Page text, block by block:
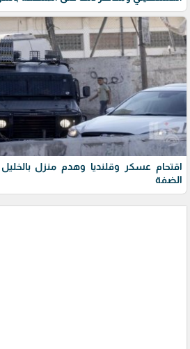
اقتحام عسكر وقلنديا وهدم منزل
الضفة